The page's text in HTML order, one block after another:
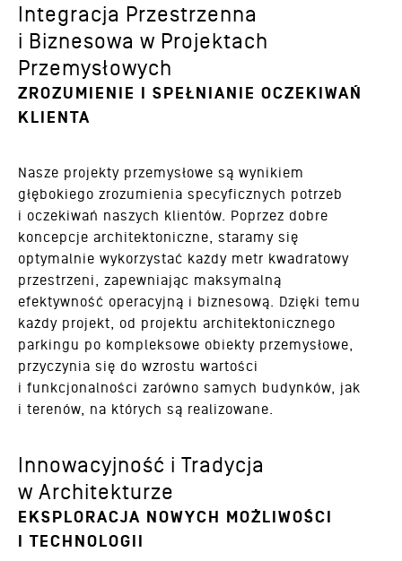
Integracja Przestrzenna
i Biznesowa w Projektach
Przemysłowych
ZROZUMIENIE I SPEŁNIANIE OCZEKIWAŃ
KLIENTA
Nasze projekty przemysłowe są wynikiem
głębokiego zrozumienia specyficznych potrzeb
i oczekiwań naszych klientów. Poprzez dobre
koncepcje architektoniczne, staramy się
optymalnie wykorzystać każdy metr kwadratowy
przestrzeni, zapewniając maksymalną
efektywność operacyjną i biznesową. Dzięki temu
każdy projekt, od projektu architektonicznego
parkingu po kompleksowe obiekty przemysłowe,
przyczynia się do wzrostu wartości
i funkcjonalności zarówno samych budynków, jak
i terenów, na których są realizowane.
Innowacyjność i Tradycja
w Architekturze
EKSPLORACJA NOWYCH MOŻLIWOŚCI
I TECHNOLOGII